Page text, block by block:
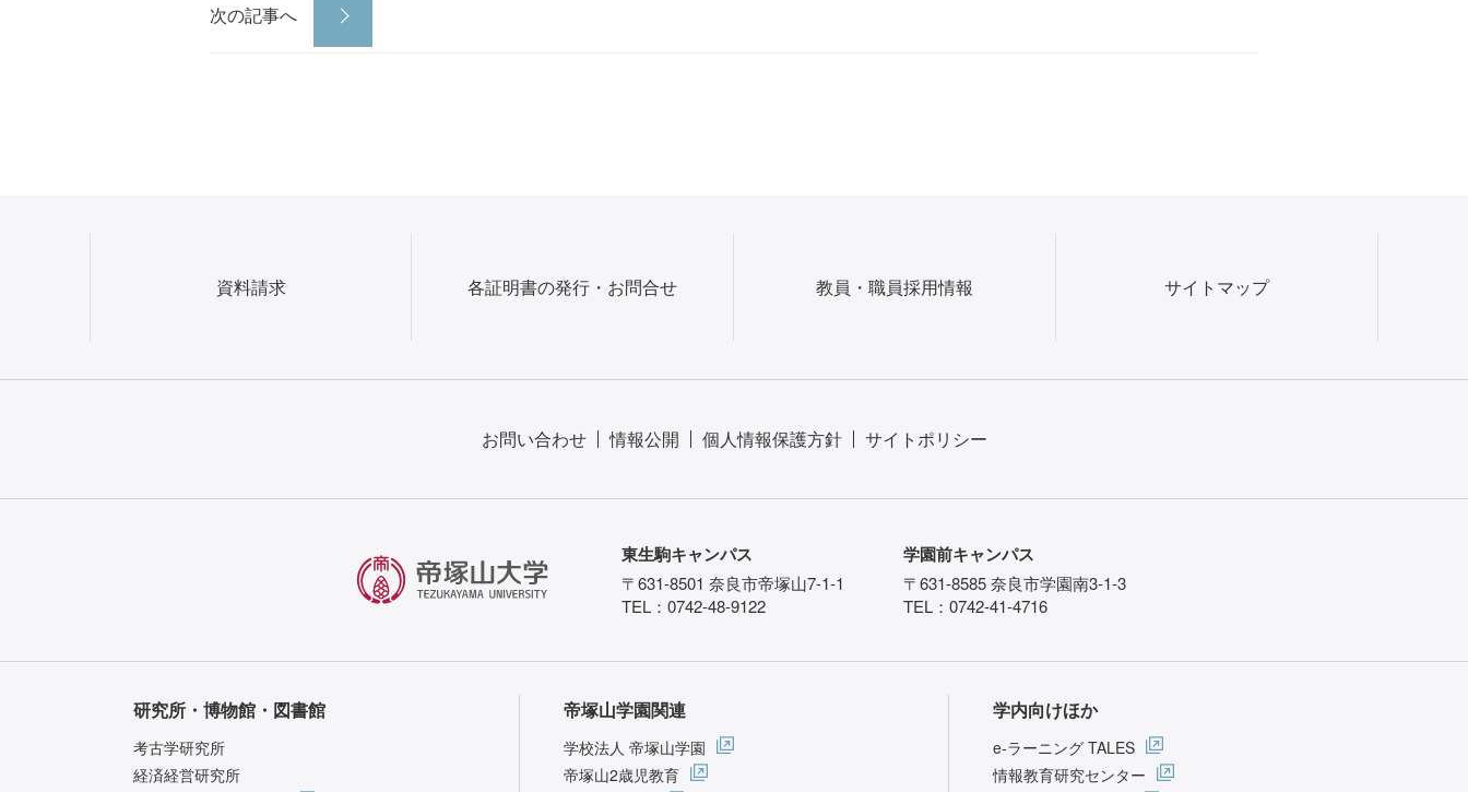
次の記事へ
資料請求 各証明書の発行・お問合せ 教員・職員採用情報 サイトマップ
お問い合わせ 情報公開 個人情報保護方針 サイトポリシー
東生駒キャンパス
〒631-8501 奈良市帝塚山7-1-1
TEL：0742-48-9122
学園前キャンパス
〒631-8585 奈良市学園南3-1-3
TEL：0742-41-4716
研究所・博物館・図書館
考古学研究所
経済経営研究所
帝塚山学園関連
学校法人 帝塚山学園
帝塚山2歳児教育
学内向けほか
e-ラーニング TALES
情報教育研究センター